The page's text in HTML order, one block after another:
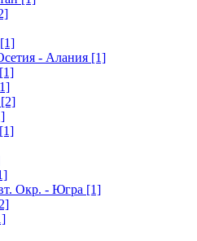
- Алания [1]
[2]
Окр. - Югра [1]